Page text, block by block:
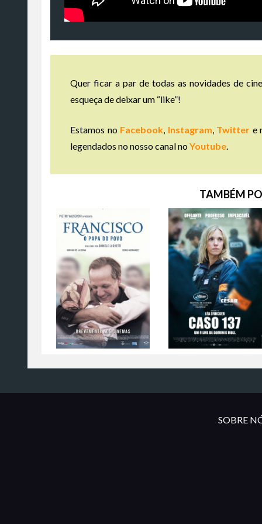
Quer ficar a par de todas as novidades de
esqueça de deixar um “like”!
Estamos no Facebook, Instagram, Twitter e
legendados no nosso canal noYoutube.
TAMBÉM
SOBRE